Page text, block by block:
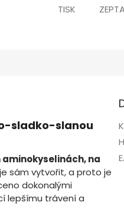
TISK
sladko-slanou
na
sám vytvořit, a proto je
dokonalými
lepšímu trávení a